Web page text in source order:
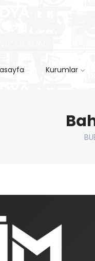
Kurumlar